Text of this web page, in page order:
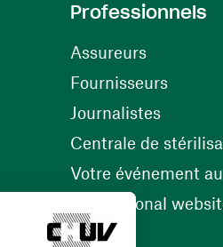
Professionnels
Assureurs
Fournisseurs(ouvre
Journalistes
Centrale de
Votre événement
International